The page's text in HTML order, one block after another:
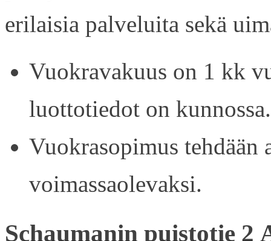
erilaisia palveluita sekä
Vuokravakuus on 1 kk
luottotiedot on kunnossa.
Vuokrasopimus tehdään
voimassaolevaksi.
Schaumanin puistotie 2